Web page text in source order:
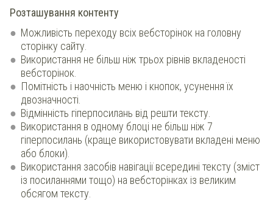
Розташування контенту
Можливість переходу всіх вебсторінок на головну
сторінку сайту.
Використання не більш ніж трьох рівнів вкладеності
вебсторінок.
Помітність і наочність меню і кнопок, усунення їх
двозначності.
Відмінність гіперпосилань від решти тексту.
Використання в одному блоці не більш ніж 7
гіперпосилань (краще використовувати вкладені меню
або блоки).
Використання засобів навігації всередині тексту (зміст
із посиланнями тощо) на вебсторінках із великим
обсягом тексту.